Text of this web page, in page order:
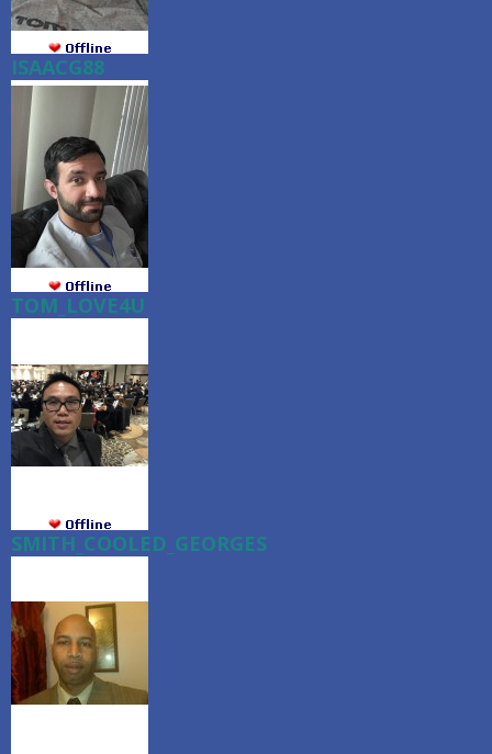
ISAACG88
TOM_LOVE4U
SMITH_COOLED_GEORGES